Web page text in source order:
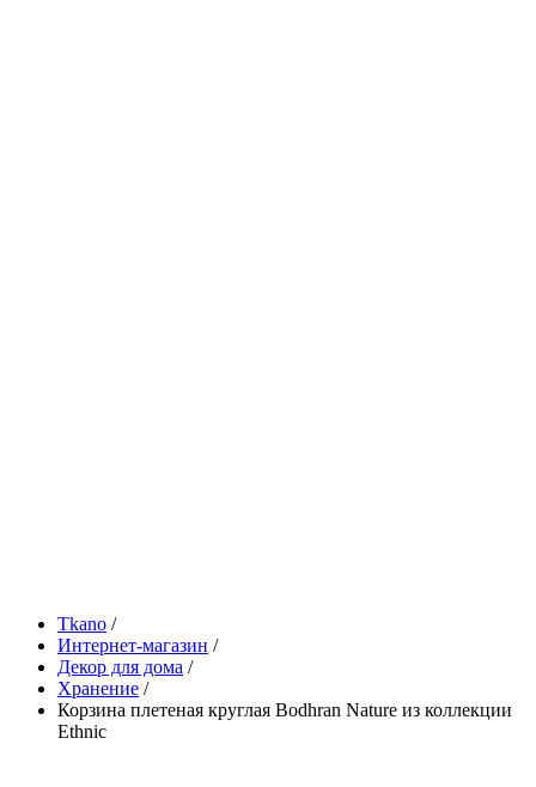
Tkano /
Интернет-магазин /
Декор для дома /
Хранение /
Корзина плетеная круглая Bodhran Nature из коллекции
Ethnic